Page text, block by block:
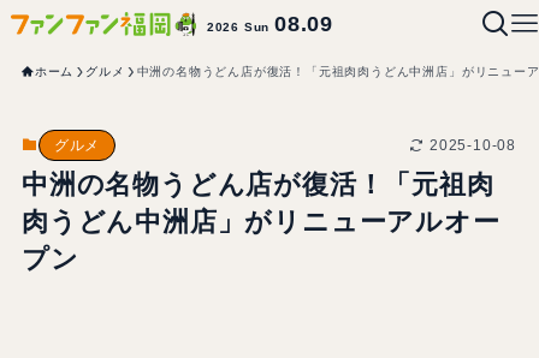
2026 Sun08.09
ホーム グルメ 中洲の名物うどん店が復活！「元祖肉肉うどん中洲店」がリニュー
グルメ 2025-10-08
中洲の名物うどん店が復活！「元祖肉
肉うどん中洲店」がリニューアルオー
プン